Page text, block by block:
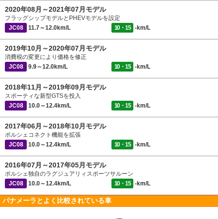
2020年08月～2021年07月モデル
フラッグシップモデルとPHEVモデルを設定
JC08
11.7～12.0km/L 10・15 -km/L
2019年10月～2020年07月モデル
消費税の変更により価格を修正
JC08
9.9～12.0km/L 10・15 -km/L
2018年11月～2019年09月モデル
スポーティな新型GTSを投入
JC08
10.0～12.4km/L 10・15 -km/L
2017年06月～2018年10月モデル
ポルシェコネクト機能を拡張
JC08
10.0～12.4km/L 10・15 -km/L
2016年07月～2017年05月モデル
ポルシェ独自のラグジュアリィスポーツサルーン
JC08
10.0～12.4km/L 10・15 -km/L
パナメーラとよく比較されている車